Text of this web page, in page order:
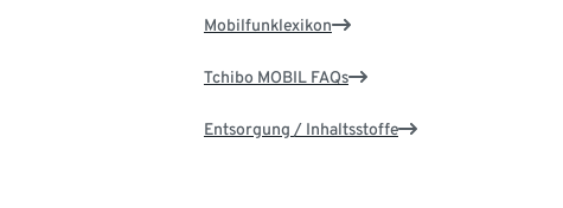
Mobilfunklexikon
Tchibo MOBIL FAQs
Entsorgung / Inhaltsstoffe